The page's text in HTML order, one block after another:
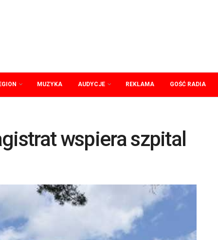
MUZYKA AUDYCJE REKLAMA GOŚĆ RADIA
wspiera szpital